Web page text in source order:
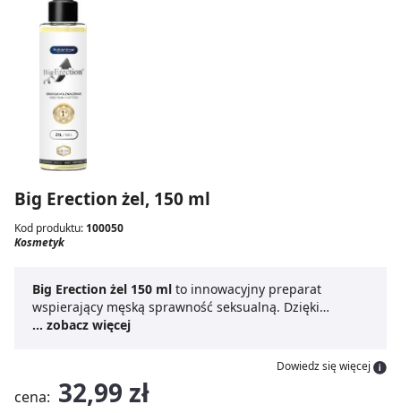
Big Erection żel, 150 ml
Kod produktu: 100050
Kosmetyk
Big Erection żel 150 ml to innowacyjny preparat
wspierający męską sprawność seksualną. Dzięki
unikalnemu, naturalnemu składowi,
dłuższą erekcję, co przekłada się na większą satysfakcję
z życia intymnego. Regularne stosowanie żelu wspiera
również opóźnienie wytrysku oraz poprawę
... zobacz więcej
Dowiedz się więcej
cena: 32,99 zł